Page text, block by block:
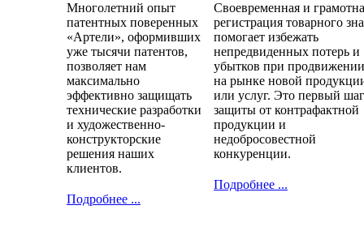
Многолетний опыт
патентных поверенных
«Артели», оформивших
уже тысячи патентов,
позволяет нам
максимально
эффективно защищать
технические разработки
и художественно-
конструкторские
решения наших
клиентов.
Подробнее ...
Своевременная и
регистрация товарного
помогает избежать
непредвиденных потерь и
убытков при продвижении
на рынке новой
или услуг. Это первый шаг
защиты от контрафактной
продукции и
недобросовестной
конкуренции.
Подробнее ...